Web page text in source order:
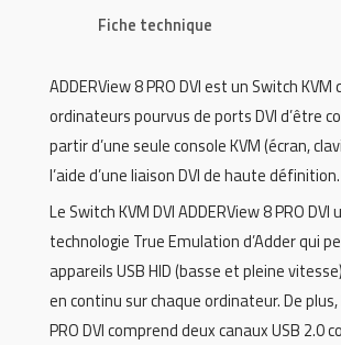
Fiche technique
ADDERView 8 PRO DVI est un Switch
ordinateurs pourvus de ports DVI d’être
partir d’une seule console KVM (écran,
l’aide d’une liaison DVI de haute définition.
Le Switch KVM DVI ADDERView 8 PRO DVI
technologie True Emulation d’Adder qui
appareils USB HID (basse et pleine
en continu sur chaque ordinateur. De plus,
PRO DVI comprend deux canaux USB 2.0